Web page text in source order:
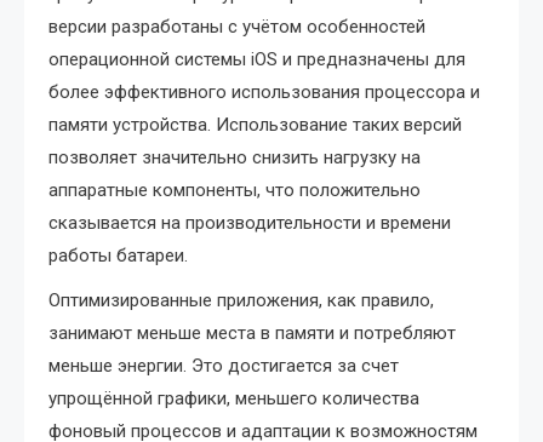
версии разработаны с учётом особенностей
операционной системы iOS и предназначены для
более эффективного использования процессора и
памяти устройства. Использование таких версий
позволяет значительно снизить нагрузку на
аппаратные компоненты, что положительно
сказывается на производительности и времени
работы батареи.
Оптимизированные приложения, как правило,
занимают меньше места в памяти и потребляют
меньше энергии. Это достигается за счет
упрощённой графики, меньшего количества
фоновый процессов и адаптации к возможностям